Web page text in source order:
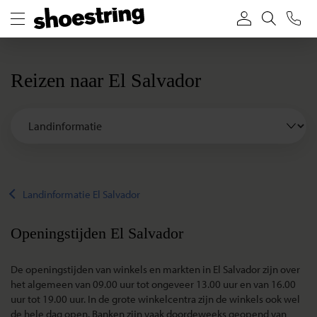
Reizen naar El Salvador
Landinformatie El Salvador
Openingstijden El Salvador
De openingstijden van winkels en markten in El Salvador zijn over
het algemeen van 09.00 uur tot ongeveer 13.00 uur en van 16.00
uur tot 19.00 uur. In de grote winkelcentra zijn de winkels ook wel
de hele dag open. Banken zijn vaak doordeweeks geopend van